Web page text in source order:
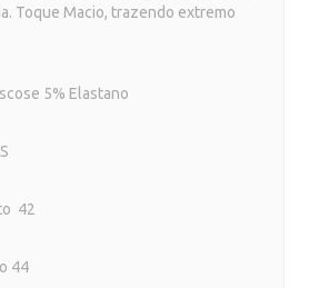
Toque Macio, trazendo extremo
5% Elastano
42
44